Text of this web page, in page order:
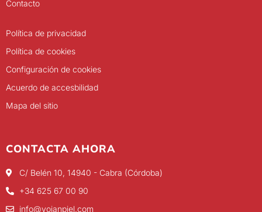
Contacto
Política de privacidad
Política de cookies
Configuración de cookies
Acuerdo de accesbilidad
Mapa del sitio
CONTACTA AHORA
C/ Belén 10, 14940 - Cabra (Córdoba)
+34 625 67 00 90
info@yojanpiel.com